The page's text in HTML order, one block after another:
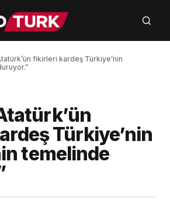
fikirleri kardeş Türkiye’nin
Türkiye’nin
temelinde